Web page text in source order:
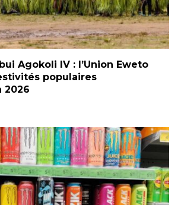
Agokoli IV : l’Union Eweto
populaires
2026